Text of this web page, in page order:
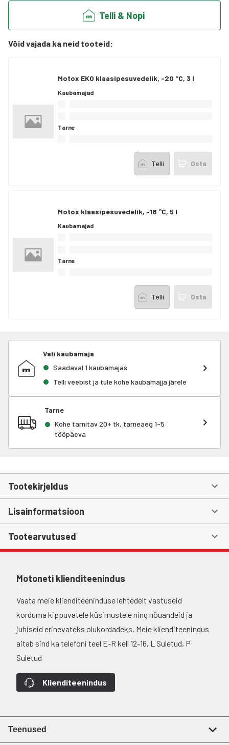
Telli & Nopi
Võid vajada ka neid tooteid:
Motox EKO klaasipesuvedelik, -20 °C, 3 l
Kaubamajad
Tarne
Telli Osta
Motox klaasipesuvedelik, -18 °C, 5 l
Kaubamajad
Tarne
Telli Osta
Vali kaubamaja
Saadaval 1 kaubamajas
Telli veebist ja tule kohe kaubamajja järele
Tarne
Kohe tarnitav 20+ tk, tarneaeg 1-5
tööpäeva
Tootekirjeldus
Lisainformatsioon
Tootearvutused
Motoneti klienditeenindus
Vaata meie klienditeeninduse lehtedelt vastuseid
korduma kippuvatele küsimustele ning nõuandeid ja
juhiseid erinevateks olukordadeks. Meie klienditeenindus
aitab sind ka telefoni teel E-R kell 12-16, L Suletud, P
Suletud
Klienditeenindus
Teenused